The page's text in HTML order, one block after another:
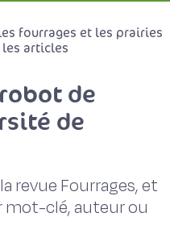
fourrages et les prairies
les articles
de
de
revue Fourrages, et
mot-clé, auteur ou